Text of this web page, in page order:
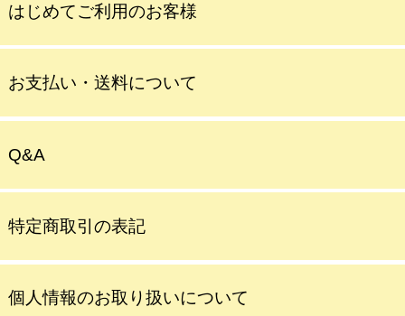
はじめてご利用のお客様
お支払い・送料について
Q&A
特定商取引の表記
個人情報のお取り扱いについて